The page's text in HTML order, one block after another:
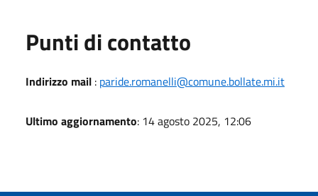
Punti di contatto
Indirizzo mail : paride.romanelli@comune.bollate.mi.it
Ultimo aggiornamento: 14 agosto 2025, 12:06